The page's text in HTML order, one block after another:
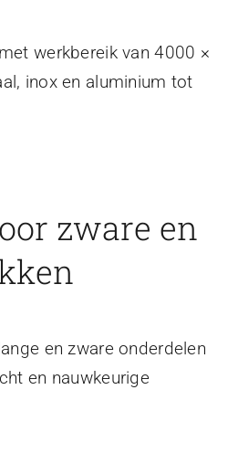
werkbereik van 4000 ×
inox en aluminium tot
zware en
en zware onderdelen
en nauwkeurige